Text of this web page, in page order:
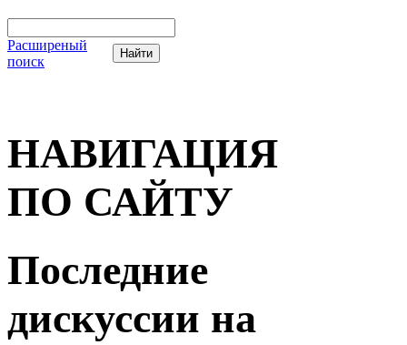
Расширеный
поиск
НАВИГАЦИЯ
ПО САЙТУ
Последние
дискуссии на